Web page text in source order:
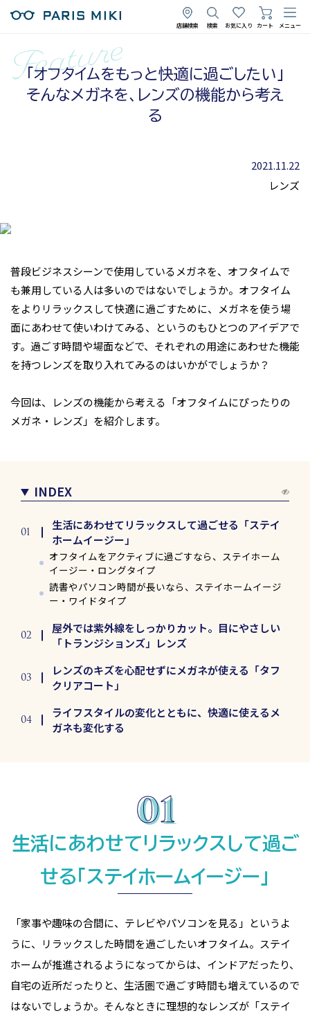
店舗検索 検索 お気に入り カート メニュー
「オフタイムをもっと快適に過ごしたい」
そんなメガネを、レンズの機能から考え
る
2021.11.22
レンズ
普段ビジネスシーンで使用しているメガネを、オフタイムで
も兼用している人は多いのではないでしょうか。オフタイム
をよりリラックスして快適に過ごすために、メガネを使う場
面にあわせて使いわけてみる、というのもひとつのアイデアで
す。過ごす時間や場面などで、それぞれの用途にあわせた機能
を持つレンズを取り入れてみるのはいかがでしょうか？
今回は、レンズの機能から考える「オフタイムにぴったりの
メガネ・レンズ」を紹介します。
INDEX
生活にあわせてリラックスして過ごせる「ステイ
ホームイージー」
オフタイムをアクティブに過ごすなら、ステイホーム
イージー・ロングタイプ
読書やパソコン時間が長いなら、ステイホームイージ
ー・ワイドタイプ
屋外では紫外線をしっかりカット。目にやさしい
「トランジションズ」レンズ
レンズのキズを心配せずにメガネが使える「タフ
クリアコート」
ライフスタイルの変化とともに、快適に使えるメ
ガネも変化する
生活にあわせてリラックスして過ご
せる「ステイホームイージー」
「家事や趣味の合間に、テレビやパソコンを見る」というよ
うに、リラックスした時間を過ごしたいオフタイム。ステイ
ホームが推進されるようになってからは、インドアだったり、
自宅の近所だったりと、生活圏で過ごす時間も増えているので
はないでしょうか。そんなときに理想的なレンズが「ステイ